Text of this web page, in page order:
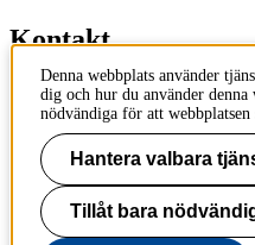
Kontakt
Kontakta
Kontakta kurs
IT-support
KTH Entré
KTH
100 44 Stockholm
Denna webbplats använder
dig och hur du använder denna
nödvändiga för att
Hantera valbara
Tillåt bara